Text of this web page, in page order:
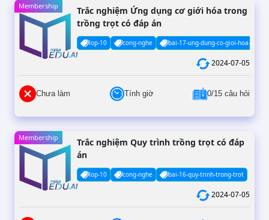
Membership
Trắc nghiệm Ứng dụng cơ giới hóa trong
trồng trọt có đáp án
lop-10 cong-nghe bai-17-ung-dung-co-gioi-hoa-
2024-07-05
Chưa làm Tính giờ 0/15 câu hỏi
Membership
Trắc nghiệm Quy trình trồng trọt có đáp
án
lop-10 cong-nghe bai-16-quy-trinh-trong-trot
2024-07-05